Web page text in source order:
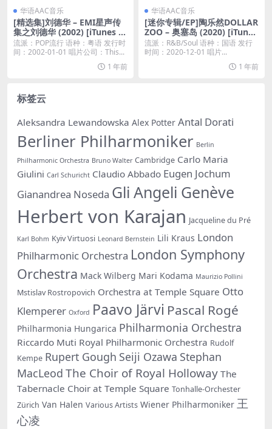
华语AAC音乐
[精选集]刘德华 – EMI星声传
集之刘德华 (2002) [iTunes Pl
us M4A]
流派：POP流行 语种：粤语 发行时
间：2002-01-01 唱片公司：This...
1 年前
华语AAC音乐
[迷你专辑/EP]陶乐然DOLLAR
ZOO – 奥塞岛 (2020) [iTunes
Plus M4A] 自购
流派：R&B/Soul 语种：国语 发行
时间：2020-12-01 唱片...
1 年前
标签云
Aleksandra Lewandowska Alex Potter Antal Dorati
Berliner Philharmoniker Berlin
Philharmonic Orchestra Bruno Walter Cambridge Carlo Maria
Giulini Carl Schuricht Claudio Abbado Eugen Jochum
Gianandrea Noseda Gli Angeli Genève
Herbert von Karajan Jacqueline du Pré
Karl Bohm Kyiv Virtuosi Leonard Bernstein Lili Kraus London
Philharmonic Orchestra London Symphony
Orchestra Mack Wilberg Mari Kodama Maurizio Pollini
Mstislav Rostropovich Orchestra at Temple Square Otto
Klemperer Oxford Paavo Järvi Pascal Rogé
Philharmonia Hungarica Philharmonia Orchestra
Riccardo Muti Royal Philharmonic Orchestra Rudolf
Kempe Rupert Gough Seiji Ozawa Stephan
MacLeod The Choir of Royal Holloway The
Tabernacle Choir at Temple Square Tonhalle-Orchester
Zürich Van Halen Various Artists Wiener Philharmoniker 王
心凌